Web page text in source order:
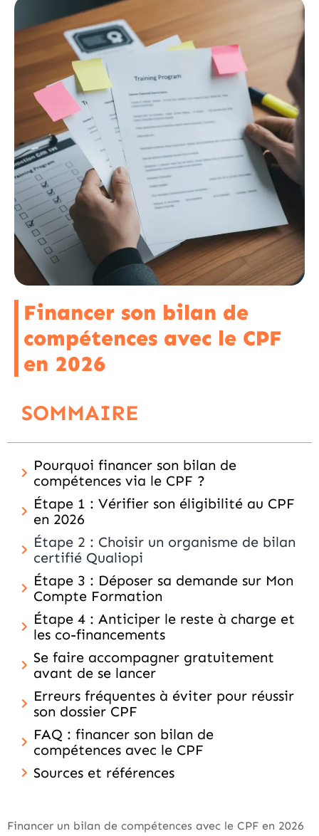
Financer son bilan de
compétences avec le CPF
en 2026
SOMMAIRE
Pourquoi financer son bilan de
compétences via le CPF ?
Étape 1 : Vérifier son éligibilité au CPF
en 2026
Étape 2 : Choisir un organisme de bilan
certifié Qualiopi
Étape 3 : Déposer sa demande sur Mon
Compte Formation
Étape 4 : Anticiper le reste à charge et
les co-financements
Se faire accompagner gratuitement
avant de se lancer
Erreurs fréquentes à éviter pour réussir
son dossier CPF
FAQ : financer son bilan de
compétences avec le CPF
Sources et références
Financer un bilan de compétences avec le CPF en 2026